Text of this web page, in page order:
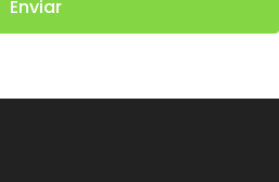
Enviar